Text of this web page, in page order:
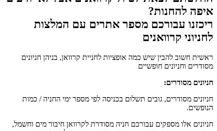
איפה להחנות?
ריכזנו עבורכם מספר אתרים עם המלצות
לחניוני קרוואנים
ראשית חשוב להבין שיש כמה אופציות לחניית קרוואן, בניהן חניונים
מסודרים וחניונים חופשיים
חניונים מסודרים:
חניונים מסודרים, גובים תשלום בכניסה לפי מספר ימי החניה / כמות
הנופשים.
חניונים אלו מספקים עבורכם חניה מסודרת לקרוואן חיבור מים וחשמל,